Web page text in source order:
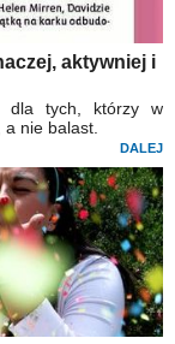
aktywniej i
dla tych, którzy w
a nie balast.
DALEJ